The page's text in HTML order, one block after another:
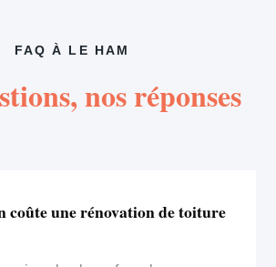
FAQ À LE HAM
nos réponses
coûte une rénovation de toiture